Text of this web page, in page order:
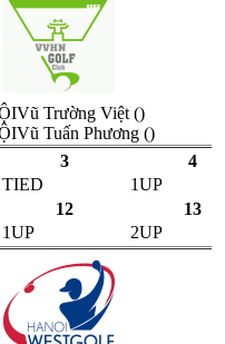
Vũ Trường Việt ()
Vũ Tuấn Phương ()
3
4
TIED
1UP
12
13
1UP 2UP